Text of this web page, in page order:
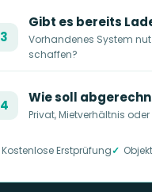
3
Gibt es bereits
Vorhandenes System
schaffen?
4 Wie soll
Privat, Mietverhältnis
Kostenlose Erstprüfung